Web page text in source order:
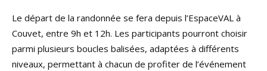
Le départ de la randonnée se fera depuis l’EspaceVAL à
Couvet, entre 9h et 12h. Les participants pourront choisir
parmi plusieurs boucles balisées, adaptées à différents
niveaux, permettant à chacun de profiter de l’événement